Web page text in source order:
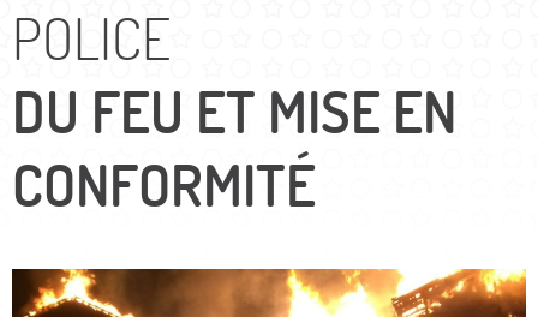
POLICE
DU FEU ET MISE EN
CONFORMITÉ